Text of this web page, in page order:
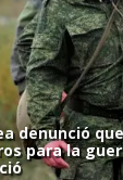
denunció
para la